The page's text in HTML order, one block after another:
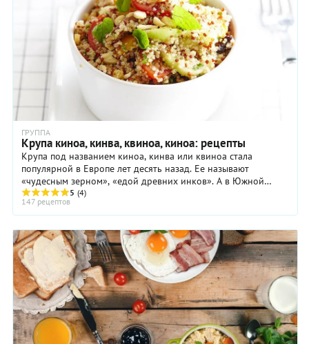
ГРУППА
Крупа киноа, кинва, квиноа, киноа: рецепты
Крупа под названием киноа, кинва или квиноа стала
популярной в Европе лет десять назад. Ее называют
«чудесным зерном», «едой древних инков». А в Южной
Америке киноа – основной продукт, как пшеница для ...
5 (4)
147 рецептов